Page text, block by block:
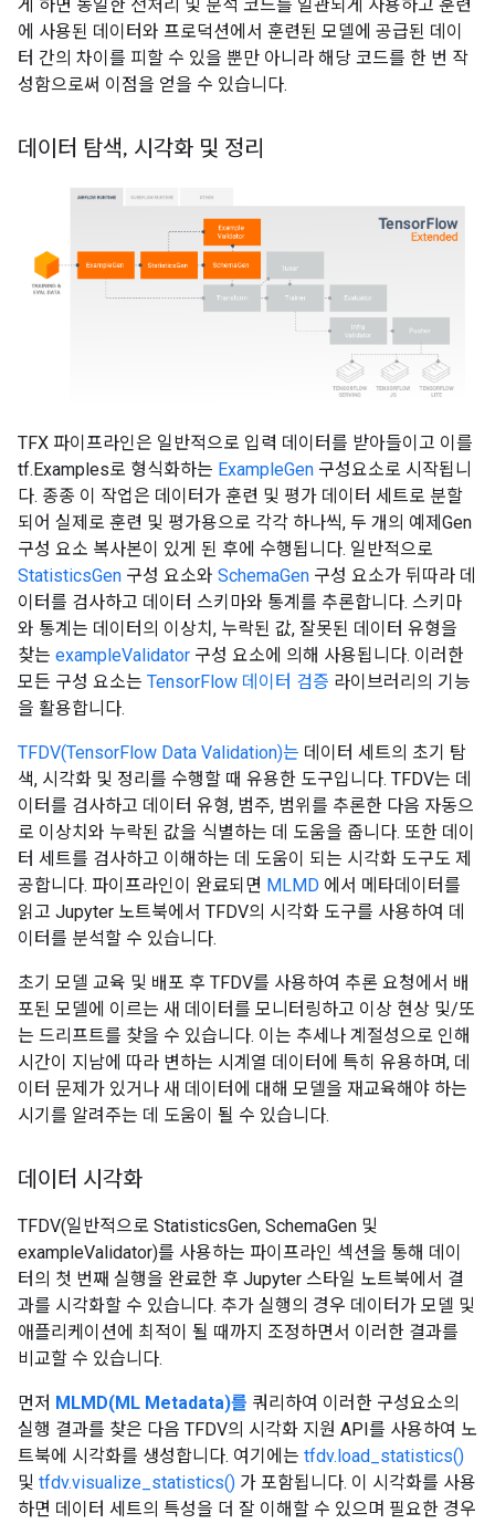
게 하면 동일한 전처리 및 분석 코드를 일관되게 사용하고 훈련
에 사용된 데이터와 프로덕션에서 훈련된 모델에 공급된 데이
터 간의 차이를 피할 수 있을 뿐만 아니라 해당 코드를 한 번 작
성함으로써 이점을 얻을 수 있습니다.
데이터 탐색, 시각화 및 정리
TFX 파이프라인은 일반적으로 입력 데이터를 받아들이고 이를
tf.Examples로 형식화하는 ExampleGen 구성요소로 시작됩니
다. 종종 이 작업은 데이터가 훈련 및 평가 데이터 세트로 분할
되어 실제로 훈련 및 평가용으로 각각 하나씩, 두 개의 예제Gen
구성 요소 복사본이 있게 된 후에 수행됩니다. 일반적으로
StatisticsGen 구성 요소와 SchemaGen 구성 요소가 뒤따라 데
이터를 검사하고 데이터 스키마와 통계를 추론합니다. 스키마
와 통계는 데이터의 이상치, 누락된 값, 잘못된 데이터 유형을
찾는 exampleValidator 구성 요소에 의해 사용됩니다. 이러한
모든 구성 요소는 TensorFlow 데이터 검증 라이브러리의 기능
을 활용합니다.
TFDV(TensorFlow Data Validation)는 데이터 세트의 초기 탐
색, 시각화 및 정리를 수행할 때 유용한 도구입니다. TFDV는 데
이터를 검사하고 데이터 유형, 범주, 범위를 추론한 다음 자동으
로 이상치와 누락된 값을 식별하는 데 도움을 줍니다. 또한 데이
터 세트를 검사하고 이해하는 데 도움이 되는 시각화 도구도 제
공합니다. 파이프라인이 완료되면 MLMD 에서 메타데이터를
읽고 Jupyter 노트북에서 TFDV의 시각화 도구를 사용하여 데
이터를 분석할 수 있습니다.
초기 모델 교육 및 배포 후 TFDV를 사용하여 추론 요청에서 배
포된 모델에 이르는 새 데이터를 모니터링하고 이상 현상 및/또
는 드리프트를 찾을 수 있습니다. 이는 추세나 계절성으로 인해
시간이 지남에 따라 변하는 시계열 데이터에 특히 유용하며, 데
이터 문제가 있거나 새 데이터에 대해 모델을 재교육해야 하는
시기를 알려주는 데 도움이 될 수 있습니다.
데이터 시각화
TFDV(일반적으로 StatisticsGen, SchemaGen 및
exampleValidator)를 사용하는 파이프라인 섹션을 통해 데이
터의 첫 번째 실행을 완료한 후 Jupyter 스타일 노트북에서 결
과를 시각화할 수 있습니다. 추가 실행의 경우 데이터가 모델 및
애플리케이션에 최적이 될 때까지 조정하면서 이러한 결과를
비교할 수 있습니다.
먼저 MLMD(ML Metadata)를 쿼리하여 이러한 구성요소의
실행 결과를 찾은 다음 TFDV의 시각화 지원 API를 사용하여 노
트북에 시각화를 생성합니다. 여기에는 tfdv.load_statistics()
및 tfdv.visualize_statistics() 가 포함됩니다. 이 시각화를 사용
하면 데이터 세트의 특성을 더 잘 이해할 수 있으며 필요한 경우